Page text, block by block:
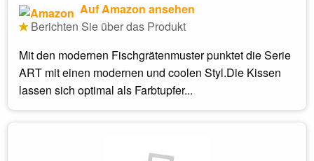
Auf Amazon ansehen
Berichten Sie über das Produkt
Mit den modernen Fischgrätenmuster punktet die Serie
ART mit einen modernen und coolen Styl.Die Kissen
lassen sich optimal als Farbtupfer...